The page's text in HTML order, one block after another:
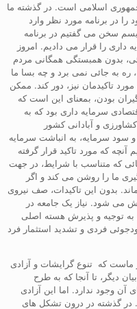
اسلامی است. در گذشته ما
را در برنامه مورد نظر وارد
سخن می گفتیم در برنامه
داری را قرار می دادیم. امروز
بدون همبستگی همگانی مردم
ره به جائی نمی برد و چه بسا ما
تاکیدمان نیز، دور کند. ممکن
بودن، بمعنای این است که
سرمایه داری بود که به
و آبادانی کشور
سود سرمایه، به انباشت سرمایه
که مورد تاکید قرار گرفته
که متناسب با شرایط، در جهت
ما را روشن می کند و اگر
بدون این تاکیدات، صف نیروی
می شود. نیاز یک جامعه در
به توجیه و پذیرش هسته اصلی
فردی و تشدید استثمار فرد
ماست که تنوع گرایشات و آزادی
دیگر، تا آنجا که به طرح
وجود ندارد. اما این آزادی
گذشته در درون تشکل های